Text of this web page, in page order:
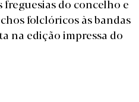
do concelho e
folclóricos às bandas
na edição impressa do